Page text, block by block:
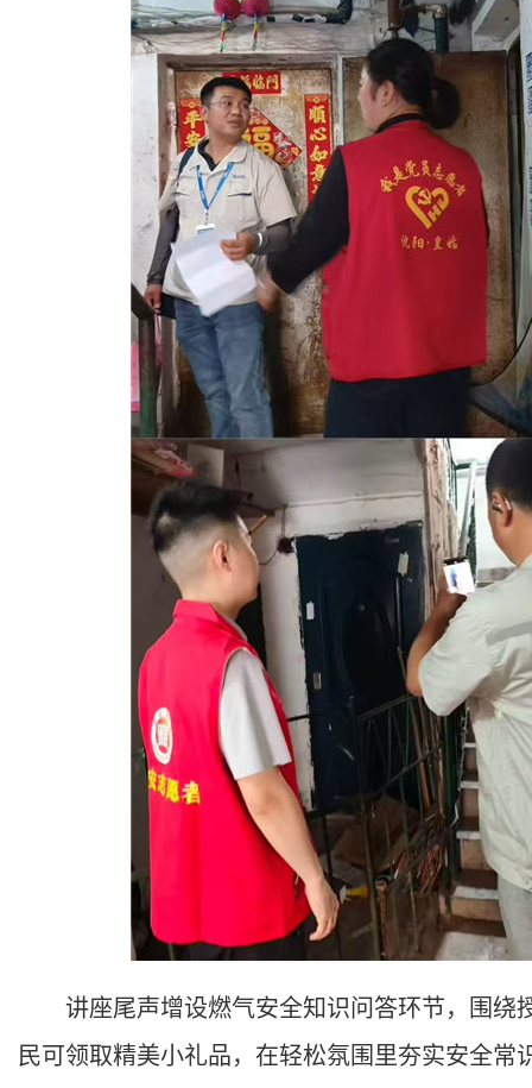
讲座尾声增设燃气安全知识问答环节，围绕
民可领取精美小礼品，在轻松氛围里夯实安全常